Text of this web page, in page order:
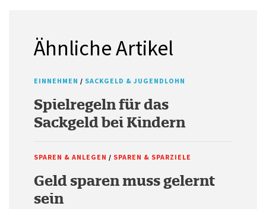
Ähnliche Artikel
EINNEHMEN / SACKGELD & JUGENDLOHN
Spielregeln für das
Sackgeld bei Kindern
SPAREN & ANLEGEN / SPAREN & SPARZIELE
Geld sparen muss gelernt
sein